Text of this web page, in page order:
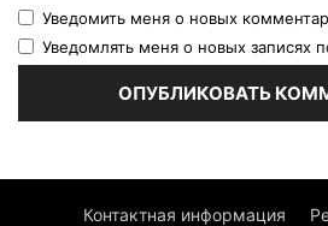
Уведомить меня о новых
Уведомлять меня о новых записях
Контактная информация